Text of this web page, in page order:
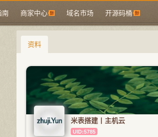
南 商家中心 域名市场 开源码桶
资料
米表搭建丨主机云
UID:5785